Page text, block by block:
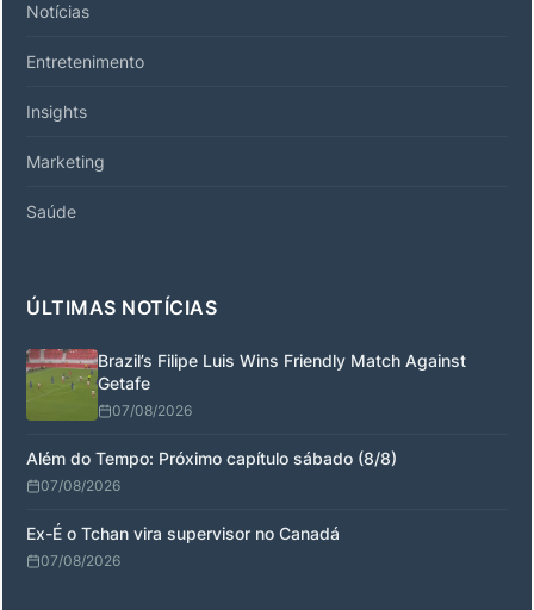
Notícias
Entretenimento
Insights
Marketing
Saúde
ÚLTIMAS NOTÍCIAS
Brazil’s Filipe Luis Wins Friendly Match Against
Getafe
07/08/2026
Além do Tempo: Próximo capítulo sábado (8/8)
07/08/2026
Ex-É o Tchan vira supervisor no Canadá
07/08/2026